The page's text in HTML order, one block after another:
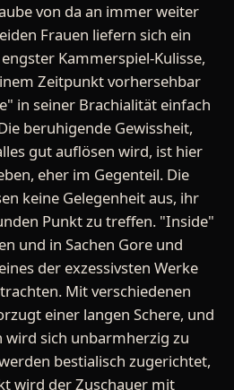
von da an immer weiter
Frauen liefern sich ein
Kammerspiel-Kulisse,
Zeitpunkt vorhersehbar
in seiner Brachialität einfach
beruhigende Gewissheit,
gut auflösen wird, ist hier
eher im Gegenteil. Die
keine Gelegenheit aus, ihr
Punkt zu treffen. "Inside"
und in Sachen Gore und
der exzessivsten Werke
Mit verschiedenen
einer langen Schere, und
wird sich unbarmherzig zu
bestialisch zugerichtet,
wird der Zuschauer mit